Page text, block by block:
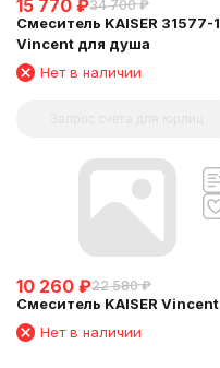
15 770 ₽34 700 ₽
Смеситель KAISER 31577-1
Vincent для душа
Нет в наличии
10 260 ₽22 580 ₽
Смеситель KAISER Vincent
Нет в наличии